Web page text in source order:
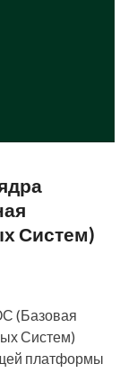
Систем)
(Базовая
Систем)
платформы